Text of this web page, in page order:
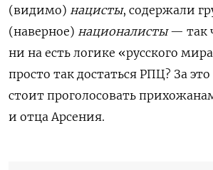
(видимо) нацисты, содержали
(наверное) националисты— так
ни на есть логике «русского
просто так достаться РПЦ? За
стоит проголосовать
и отца Арсения.